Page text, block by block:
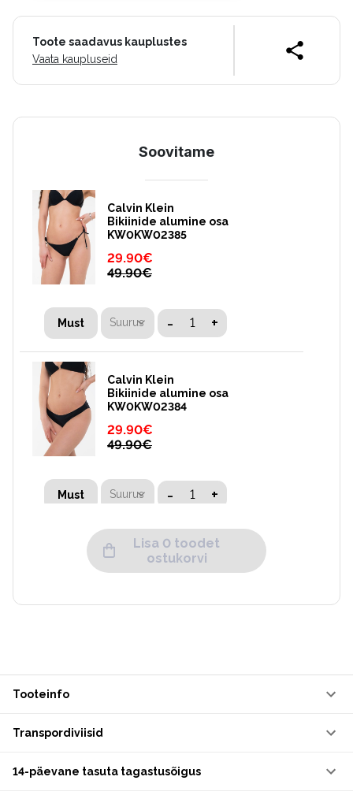
Toote saadavus kauplustes
Vaata kaupluseid
Soovitame
Calvin Klein
Bikiinide alumine osa
KW0KW02385
29.90€
49.90€
Must Suurus - +
Calvin Klein
Bikiinide alumine osa
KW0KW02384
29.90€
49.90€
Must Suurus - +
Lisa 0 toodet
ostukorvi
Tooteinfo
Transpordiviisid
14-päevane tasuta tagastusõigus